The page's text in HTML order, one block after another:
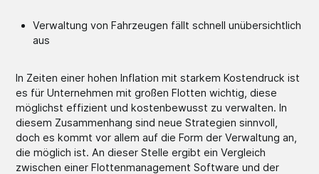
Verwaltung von Fahrzeugen fällt schnell unübersichtlich
aus
In Zeiten einer hohen Inflation mit starkem Kostendruck ist
es für Unternehmen mit großen Flotten wichtig, diese
möglichst effizient und kostenbewusst zu verwalten. In
diesem Zusammenhang sind neue Strategien sinnvoll,
doch es kommt vor allem auf die Form der Verwaltung an,
die möglich ist. An dieser Stelle ergibt ein Vergleich
zwischen einer Flottenmanagement Software und der